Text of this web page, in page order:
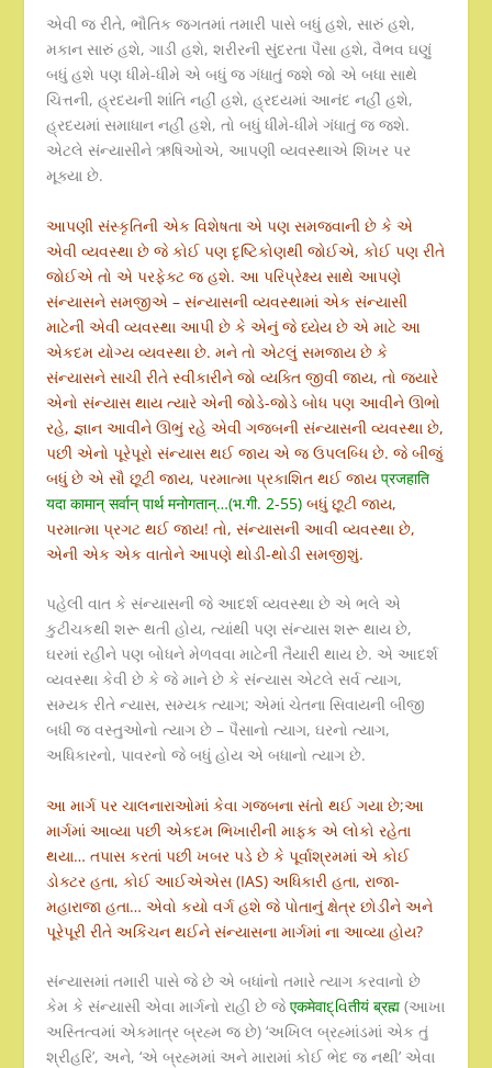
એવી જ રીતે, ભૌતિક જગતમાં તમારી પાસે બધું હશે, સારું હશે,
મકાન સારું હશે, ગાડી હશે, શરીરની સુંદરતા પૈસા હશે, વૈભવ ઘણું
બધું હશે પણ ધીમે-ધીમે એ બધું જ ગંધાતું જશે જો એ બધા સાથે
ચિત્તની, હ્રદયની શાંતિ નહીં હશે, હ્રદયમાં આનંદ નહીં હશે,
હ્રદયમાં સમાધાન નહીં હશે, તો બધું ધીમે-ધીમે ગંધાતું જ જશે.
એટલે સંન્યાસીને ઋષિઓએ, આપણી વ્યવસ્થાએ શિખર પર
મૂક્યા છે.
આપણી સંસ્કૃતિની એક વિશેષતા એ પણ સમજવાની છે કે એ
એવી વ્યવસ્થા છે જે કોઈ પણ દૃષ્ટિકોણથી જોઈએ, કોઈ પણ રીતે
જોઈએ તો એ પરફેક્ટ જ હશે. આ પરિપ્રેક્ષ્ય સાથે આપણે
સંન્યાસને સમજીએ – સંન્યાસની વ્યવસ્થામાં એક સંન્યાસી
માટેની એવી વ્યવસ્થા આપી છે કે એનું જે ધ્યેય છે એ માટે આ
એકદમ યોગ્ય વ્યવસ્થા છે. મને તો એટલું સમજાય છે કે
સંન્યાસને સાચી રીતે સ્વીકારીને જો વ્યક્તિ જીવી જાય, તો જ્યારે
એનો સંન્યાસ થાય ત્યારે એની જોડે-જોડે બોધ પણ આવીને ઊભો
રહે, જ્ઞાન આવીને ઊભું રહે એવી ગજબની સંન્યાસની વ્યવસ્થા છે,
પછી એનો પૂરેપૂરો સંન્યાસ થઈ જાય એ જ ઉપલબ્ધિ છે. જે બીજું
બધું છે એ સૌ છૂટી જાય, પરમાત્મા પ્રકાશિત થઈ જાય प्रजहाति
यदा कामान् सर्वान् पार्थ मनोगतान्…(भ.गी. 2-55) બધું છૂટી જાય,
પરમાત્મા પ્રગટ થઈ જાય! તો, સંન્યાસની આવી વ્યવસ્થા છે,
એની એક એક વાતોને આપણે થોડી-થોડી સમજીશું.
પહેલી વાત કે સંન્યાસની જે આદર્શ વ્યવસ્થા છે એ ભલે એ
કુટીચકથી શરૂ થતી હોય, ત્યાંથી પણ સંન્યાસ શરૂ થાય છે,
ઘરમાં રહીને પણ બોધને મેળવવા માટેની તૈયારી થાય છે. એ આદર્શ
વ્યવસ્થા કેવી છે કે જે માને છે કે સંન્યાસ એટલે સર્વ ત્યાગ,
સમ્યક રીતે ન્યાસ, સમ્યક ત્યાગ; એમાં ચેતના સિવાયની બીજી
બધી જ વસ્તુઓનો ત્યાગ છે – પૈસાનો ત્યાગ, ઘરનો ત્યાગ,
અધિકારનો, પાવરનો જે બધું હોય એ બધાનો ત્યાગ છે.
આ માર્ગ પર ચાલનારાઓમાં કેવા ગજબના સંતો થઈ ગયા છે;આ
માર્ગમાં આવ્યા પછી એકદમ ભિખારીની માફક એ લોકો રહેતા
થયા… તપાસ કરતાં પછી ખબર પડે છે કે પૂર્વાશ્રમમાં એ કોઈ
ડોક્ટર હતા, કોઈ આઈએએસ (IAS) અધિકારી હતા, રાજા-
મહારાજા હતા… એવો કયો વર્ગ હશે જે પોતાનું ક્ષેત્ર છોડીને અને
પૂરેપૂરી રીતે અકિંચન થઈને સંન્યાસના માર્ગમાં ના આવ્યા હોય?
સંન્યાસમાં તમારી પાસે જે છે એ બધાંનો તમારે ત્યાગ કરવાનો છે
કેમ કે સંન્યાસી એવા માર્ગનો રાહી છે જેएकमेवाદ્વિतीयं ब्रह्म (આખા
અસ્તિત્વમાં એકમાત્ર બ્રહ્મ જ છે) ‘અખિલ બ્રહ્માંડમાં એક તું
શ્રીહરિ’, અને, ‘એ બ્રહ્મમાં અને મારામાં કોઈ ભેદ જ નથી’ એવા